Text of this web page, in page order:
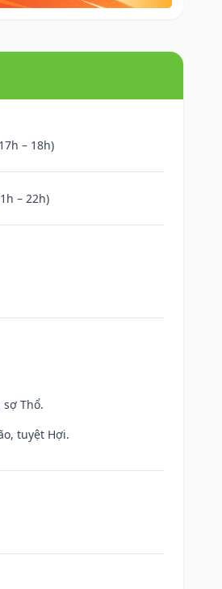
– 18h)
– 22h)
Thổ.
tuyệt Hợi.